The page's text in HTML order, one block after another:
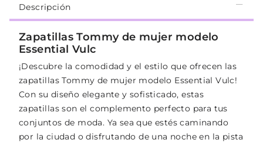
Descripción
Zapatillas Tommy de mujer modelo
Essential Vulc
¡Descubre la comodidad y el estilo que ofrecen las
zapatillas Tommy de mujer modelo Essential Vulc!
Con su diseño elegante y sofisticado, estas
zapatillas son el complemento perfecto para tus
conjuntos de moda. Ya sea que estés caminando
por la ciudad o disfrutando de una noche en la pista